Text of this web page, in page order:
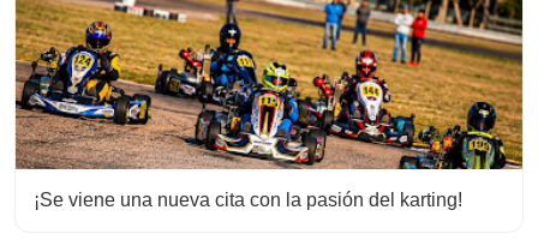
¡Se viene una nueva cita con la pasión del karting!